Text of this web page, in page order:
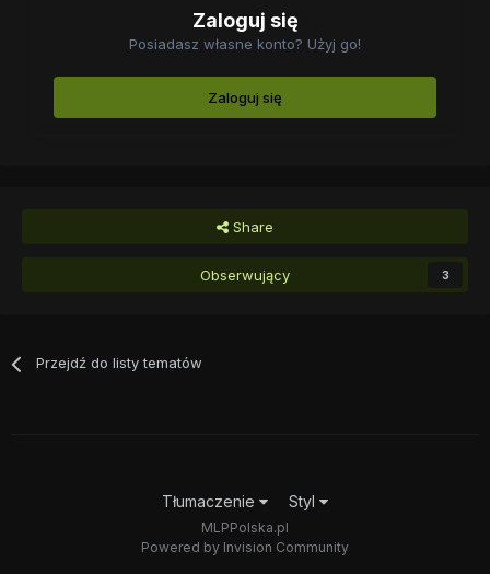
Zaloguj się
Posiadasz własne konto? Użyj go!
Zaloguj się
Share
Obserwujący 3
Przejdź do listy tematów
Tłumaczenie Styl
MLPPolska.pl
Powered by Invision Community